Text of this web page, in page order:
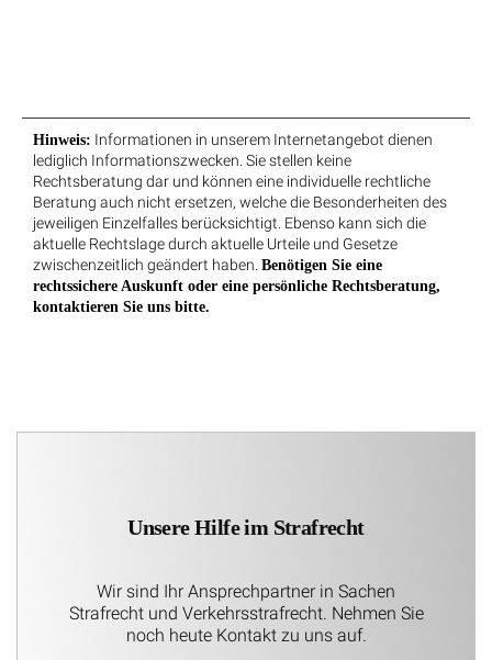
Hinweis: Informationen in unserem Internetangebot dienen
lediglich Informationszwecken. Sie stellen keine
Rechtsberatung dar und können eine individuelle rechtliche
Beratung auch nicht ersetzen, welche die Besonderheiten des
jeweiligen Einzelfalles berücksichtigt. Ebenso kann sich die
aktuelle Rechtslage durch aktuelle Urteile und Gesetze
zwischenzeitlich geändert haben. Benötigen Sie eine
rechtssichere Auskunft oder eine persönliche Rechtsberatung,
kontaktieren Sie uns bitte.
Unsere Hilfe im Strafrecht
Wir sind Ihr Ansprechpartner in Sachen
Strafrecht und Verkehrsstrafrecht. Nehmen Sie
noch heute Kontakt zu uns auf.